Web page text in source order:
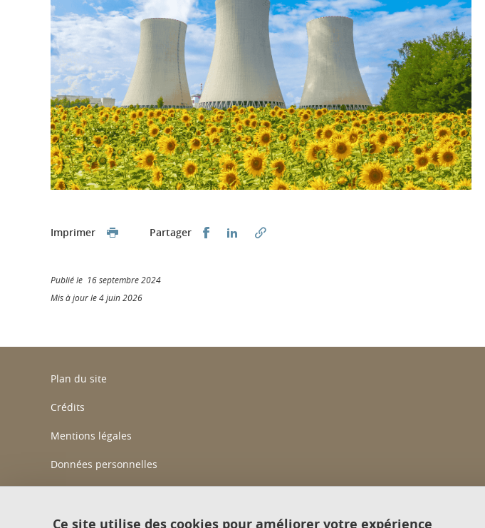
Imprimer Partager Partager sur Facebook
Partager sur LinkedIn
Publié le 16 septembre 2024
Mis à jour le 4 juin 2026
Plan du site
Crédits
Mentions légales
Données personnelles
Accessibilité : non conforme
Ce site utilise des cookies pour améliorer votre expérience